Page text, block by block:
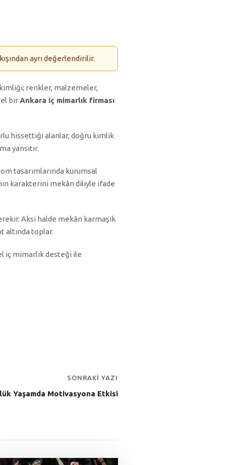
ayrı değerlendirilir.
kimliği; renkler, malzemeler,
birAnkara iç mimarlık firması
hissettiği alanlar, doğru kimlik
yansıtır.
tasarımlarında kurumsal
karakterini mekân diliyle ifade
Aksi halde mekân karmaşık
altında toplar.
iç mimarlık desteği ile
SONRAKI YAZI
Yaşamda Motivasyona Etkisi